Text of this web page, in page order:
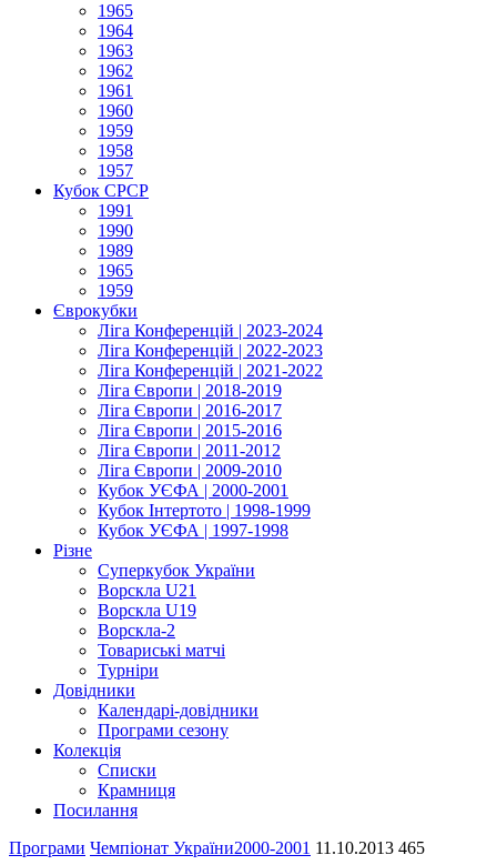
1965
1964
1963
1962
1961
1960
1959
1958
1957
Кубок СРСР
1991
1990
1989
1965
1959
Єврокубки
Ліга Конференцій | 2023-2024
Ліга Конференцій | 2022-2023
Ліга Конференцій | 2021-2022
Ліга Європи | 2018-2019
Ліга Європи | 2016-2017
Ліга Європи | 2015-2016
Ліга Європи | 2011-2012
Ліга Європи | 2009-2010
Кубок УЄФА | 2000-2001
Кубок Інтертото | 1998-1999
Кубок УЄФА | 1997-1998
Різне
Суперкубок України
Ворскла U21
Ворскла U19
Ворскла-2
Товариські матчі
Турніри
Довідники
Календарі-довідники
Програми сезону
Колекція
Списки
Крамниця
Посилання
Програми Чемпіонат України2000-2001 11.10.2013 465